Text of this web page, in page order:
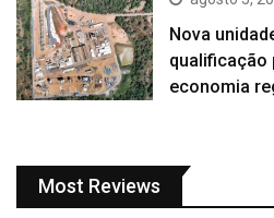
Nova
economia
Most Reviews